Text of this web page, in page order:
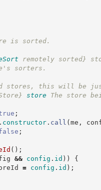
sorted.
remotely sorted}
sorters.
this will be just
store
The store
;
. constructor. call (me ,
;
( ) ;
&& config . id ) )
{
= config . id ) ;